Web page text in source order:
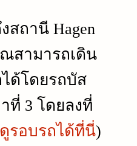
สถานี Hagen
สามารถเดิน
ด้โดยรถบัส
ที่ 3 โดยลงที่
ดูรอบรถได้ที่นี่)